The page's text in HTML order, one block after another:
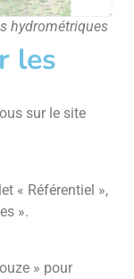
hydrométriques
les
sur le site
« Référentiel »,
».
» pour